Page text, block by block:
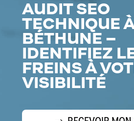
AUDIT SEO
TECHNIQUE
BÉTHUNE –
IDENTIFIEZ
FREINS À
VISIBILITÉ